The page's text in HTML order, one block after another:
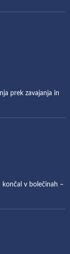
prek zavajanja in
končal v bolečinah –